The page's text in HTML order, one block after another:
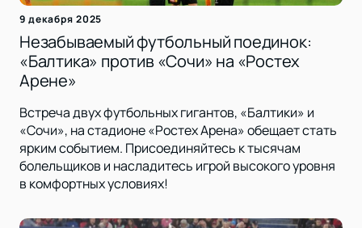
9 декабря 2025
Незабываемый футбольный поединок:
«Балтика» против «Сочи» на «Ростех
Арене»
Встреча двух футбольных гигантов, «Балтики» и
«Сочи», на стадионе «Ростех Арена» обещает стать
ярким событием. Присоединяйтесь к тысячам
болельщиков и насладитесь игрой высокого уровня
в комфортных условиях!